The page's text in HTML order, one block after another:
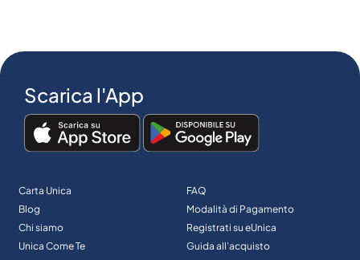
Scarica l'App
Carta Unica
Blog
Chi siamo
Unica Come Te
FAQ
Modalità di Pagamento
Registrati su eUnica
Guida all’acquisto